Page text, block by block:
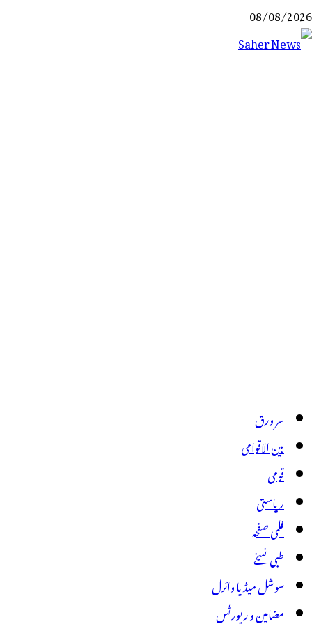
Skip
to
08/08/2026
سر ورق
بین الاقوامی
قومی
ریاستی
فلمی صفحہ
طبی نسخے
سوشل میڈیا وائرل
مضامین و رپورٹس